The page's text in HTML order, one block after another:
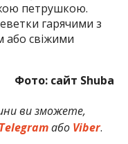
петрушкою.
гарячими з
або свіжими
Фото: сайт Shuba
ви зможете,
Telegramабо Viber.